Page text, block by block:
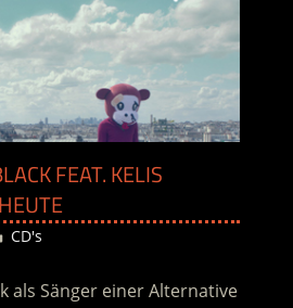
FEAT. KELIS
Desiree
CD's
als Sänger einer Alternative